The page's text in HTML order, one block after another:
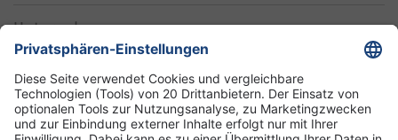
Unternehmen
Informationen
Standorte